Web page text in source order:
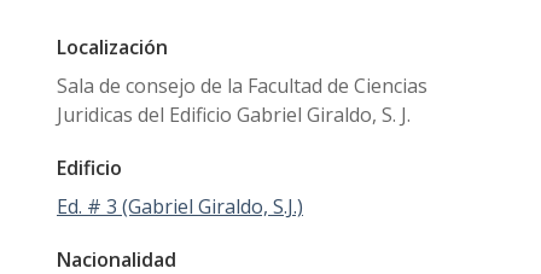
Localización
Sala de consejo de la Facultad de Ciencias
Juridicas del Edificio Gabriel Giraldo, S. J.
Edificio
Ed. # 3 (Gabriel Giraldo, S.J.)
Nacionalidad